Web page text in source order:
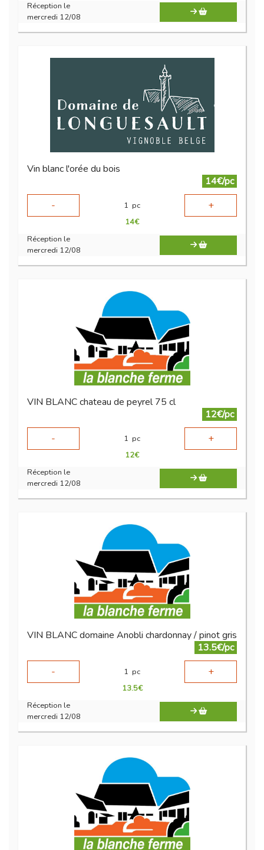
Réception le
mercredi 12/08
Vin blanc l'orée du bois
14€/pc
-
1 pc +
14€
Réception le
mercredi 12/08
VIN BLANC chateau de peyrel 75 cl
12€/pc
-
1 pc +
12€
Réception le
mercredi 12/08
VIN BLANC domaine Anobli chardonnay / pinot gris
13.5€/pc
-
1 pc +
13.5€
Réception le
mercredi 12/08